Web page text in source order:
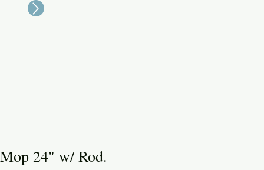
24" w/ Rod.